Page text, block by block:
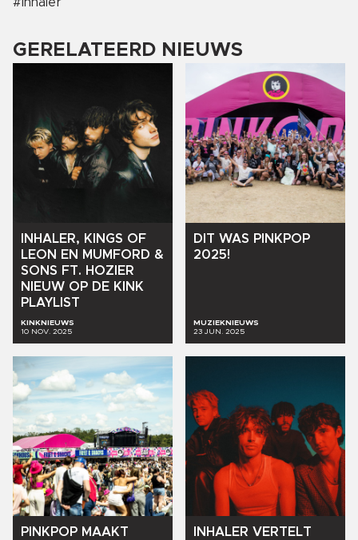
GERELATEERD NIEUWS
INHALER, KINGS OF
LEON
EN MUMFORD &
SONS FT. HOZIER
NIEUW OP DE KINK
PLAYLIST
KINKNIEUWS
10 NOV. 2025
DIT WAS PINKPOP
2025!
MUZIEKNIEUWS
23 JUN. 2025
PINKPOP MAAKT
INHALER VERTELT